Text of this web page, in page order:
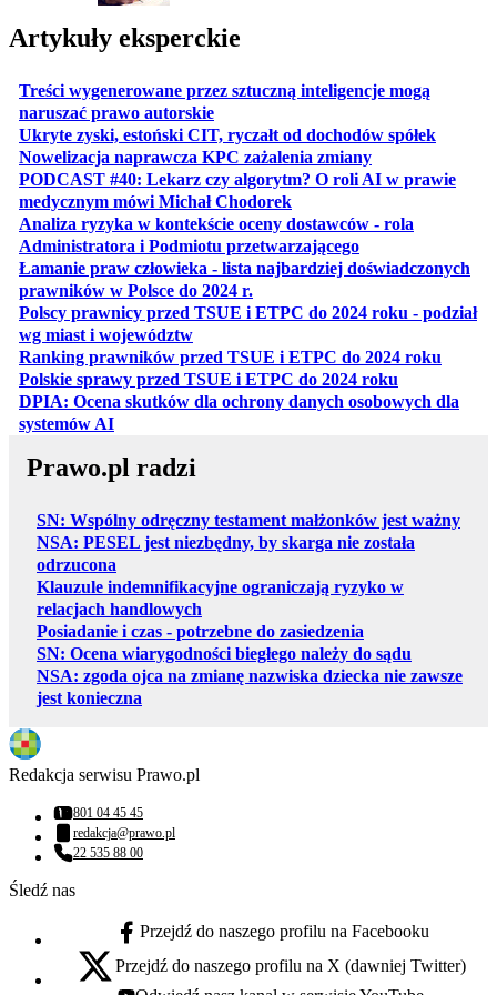
Artykuły eksperckie
Treści wygenerowane przez sztuczną inteligencje mogą
naruszać prawo autorskieotwiera się w nowej karcie
Ukryte zyski, estoński CIT, ryczałt od dochodów spółekotwiera
Nowelizacja naprawcza KPC zażalenia zmianyotwiera się w
PODCAST #40: Lekarz czy algorytm? O roli AI w prawie
medycznym mówi Michał Chodorekotwiera się w nowej karcie
Analiza ryzyka w kontekście oceny dostawców - rola
Administratora i Podmiotu przetwarzającegootwiera się w
Łamanie praw człowieka - lista najbardziej doświadczonych
prawników w Polsce do 2024 r.
Polscy prawnicy przed TSUE i ETPC do 2024 roku - podział
wg miast i województwotwiera się w nowej karcie
Ranking prawników przed TSUE i ETPC do 2024 roku
Polskie sprawy przed TSUE i ETPC do 2024 roku
DPIA: Ocena skutków dla ochrony danych osobowych dla
systemów AIotwiera się w nowej karcie
Prawo.pl radzi
SN: Wspólny odręczny testament małżonków jest ważny
NSA: PESEL jest niezbędny, by skarga nie została
odrzucona
Klauzule indemnifikacyjne ograniczają ryzyko w
relacjach handlowych
Posiadanie i czas - potrzebne do zasiedzenia
SN: Ocena wiarygodności biegłego należy do sądu
NSA: zgoda ojca na zmianę nazwiska dziecka nie zawsze
jest konieczna
Redakcja serwisu Prawo.pl
Numer telefonu:
801 04 45 45
Adres email:
redakcja@prawo.pl
Numer telefonu:
22 535 88 00
Śledź nas
facebook - otwiera się w nowej karcie
Przejdź do naszego profilu na Facebooku
x - otwiera się w nowej karcie
Przejdź do naszego profilu na X (dawniej Twitter)